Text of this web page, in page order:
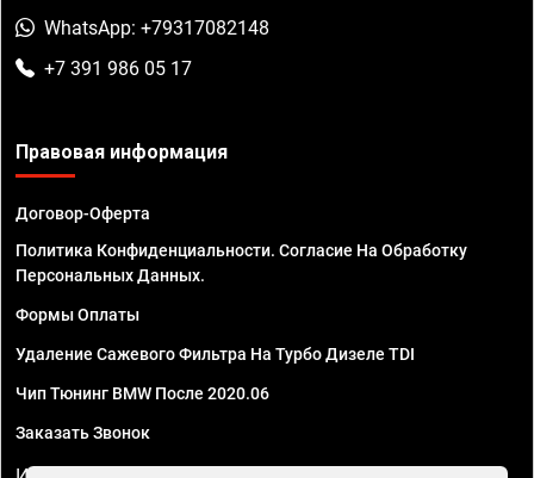
WhatsApp: +79317082148
+7 391 986 05 17
Правовая информация
Договор-Оферта
Политика Конфиденциальности. Согласие На Обработку
Персональных Данных.
Формы Оплаты
Удаление Сажевого Фильтра На Турбо Дизеле TDI
Чип Тюнинг BMW После 2020.06
Заказать Звонок